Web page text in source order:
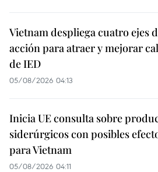
Vietnam despliega cuatro ejes
acción para atraer y mejorar
de IED
05/08/2026 04:13
Inicia UE consulta sobre
siderúrgicos con posibles
para Vietnam
05/08/2026 04:11